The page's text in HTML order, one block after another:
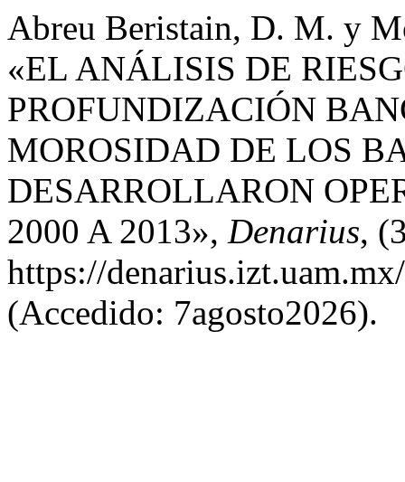
Abreu Beristain, D. M. y
«EL ANÁLISIS DE
PROFUNDIZACIÓN
MOROSIDAD DE LOS
DESARROLLARON
2000 A 2013», Denarius,
https://
(Accedido: 7agosto2026).